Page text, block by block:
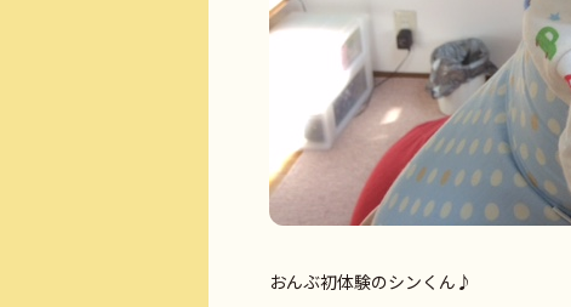
おんぶ初体験のシンくん♪